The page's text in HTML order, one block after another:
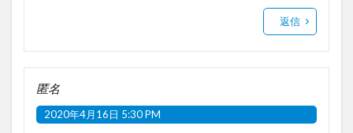
返信
匿名
2020年4月16日 5:30 PM